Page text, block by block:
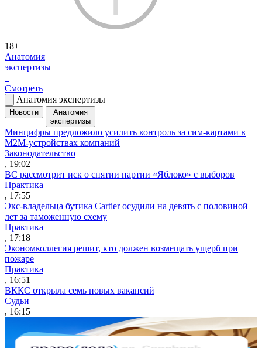
18+
Анатомия
экспертизы
Смотреть
Анатомия экспертизы
Новости
Анатомия
экспертизы
Минцифры предложило усилить контроль за сим-картами в
M2M-устройствах компаний
Законодательство
, 19:02
ВС рассмотрит иск о снятии партии «Яблоко» с выборов
Практика
, 17:55
Экс-владельца бутика Cartier осудили на девять с половиной
лет за таможенную схему
Практика
, 17:18
Экономколлегия решит, кто должен возмещать ущерб при
пожаре
Практика
, 16:51
ВККС открыла семь новых вакансий
Судьи
, 16:15